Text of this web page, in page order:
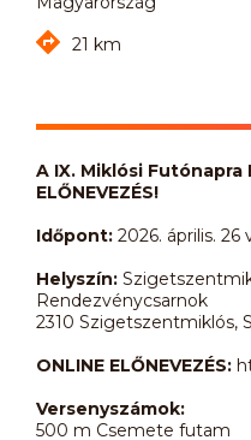
21 km
A IX. Miklósi Futónapra
ELŐNEVEZÉS!
Időpont: 2026. április. 26
Helyszín:
Rendezvénycsarnok
2310 Szigetszentmiklós,
ONLINE ELŐNEVEZÉS:
Versenyszámok:
500 m Csemete futam